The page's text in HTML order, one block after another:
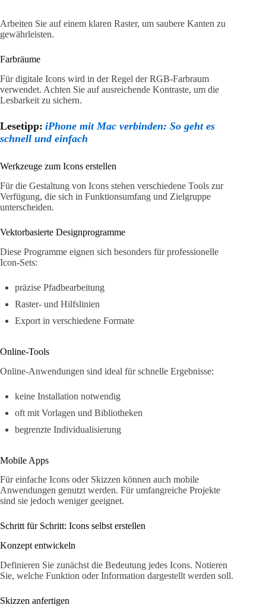
Arbeiten Sie auf einem klaren Raster, um saubere Kanten zu
gewährleisten.
Farbräume
Für digitale Icons wird in der Regel der RGB-Farbraum
verwendet. Achten Sie auf ausreichende Kontraste, um die
Lesbarkeit zu sichern.
Lesetipp: iPhone mit Mac verbinden: So geht es
schnell und einfach
Werkzeuge zum Icons erstellen
Für die Gestaltung von Icons stehen verschiedene Tools zur
Verfügung, die sich in Funktionsumfang und Zielgruppe
unterscheiden.
Vektorbasierte Designprogramme
Diese Programme eignen sich besonders für professionelle
Icon-Sets:
präzise Pfadbearbeitung
Raster- und Hilfslinien
Export in verschiedene Formate
Online-Tools
Online-Anwendungen sind ideal für schnelle Ergebnisse:
keine Installation notwendig
oft mit Vorlagen und Bibliotheken
begrenzte Individualisierung
Mobile Apps
Für einfache Icons oder Skizzen können auch mobile
Anwendungen genutzt werden. Für umfangreiche Projekte
sind sie jedoch weniger geeignet.
Schritt für Schritt: Icons selbst erstellen
Konzept entwickeln
Definieren Sie zunächst die Bedeutung jedes Icons. Notieren
Sie, welche Funktion oder Information dargestellt werden soll.
Skizzen anfertigen